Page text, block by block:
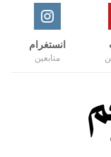
انستغرام
متابعين